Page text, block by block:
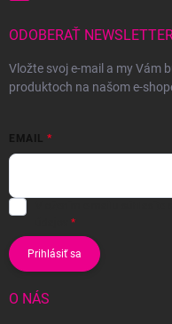
ODOBERAŤ
Vložte svoj e-mail a my Vám
produktoch na našom e-
EMAIL
Prihlásiť sa
O NÁS